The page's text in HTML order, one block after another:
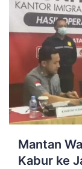
Mantan
Kabur ke